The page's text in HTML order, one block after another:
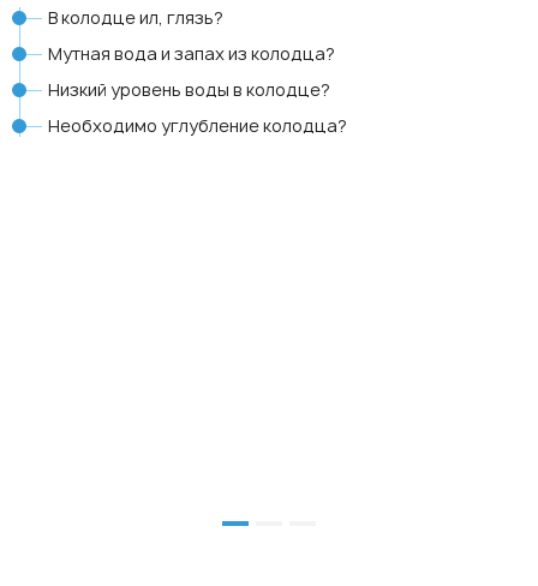
В колодце ил, глязь?
Мутная вода и запах из колодца?
Низкий уровень воды в колодце?
Необходимо углубление колодца?